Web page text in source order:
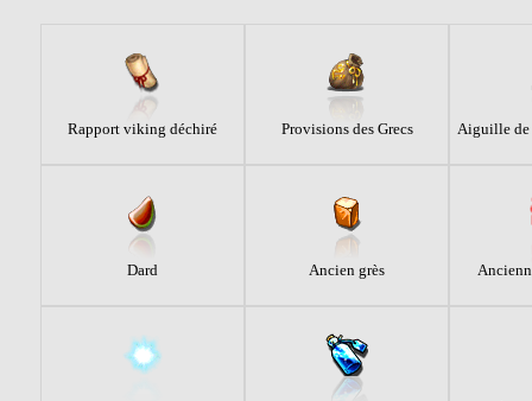
Rapport viking déchiré Provisions des Grecs Aiguille de
Dard Ancien grès